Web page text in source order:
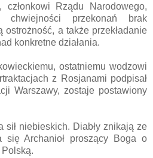
członkowi Rządu Narodowego,
przekonań brak
ostrożność, a także przekładanie
konkretne działania.
ostatniemu wodzowi
z Rosjanami podpisał
Warszawy, zostaje postawiony
sił niebieskich. Diabły znikają ze
się Archanioł proszący Boga o